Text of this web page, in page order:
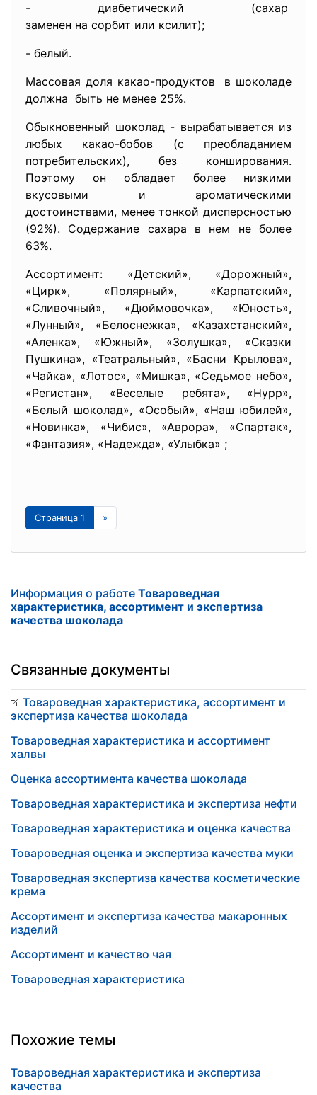
- диабетический (сахар
заменен на сорбит или ксилит);
- белый.
Массовая доля какао-продуктов в шоколаде
должна быть не менее 25%.
Обыкновенный шоколад - вырабатывается из
любых какао-бобов (с преобладанием
потребительских), без конширования.
Поэтому он обладает более низкими
вкусовыми и ароматическими
достоинствами, менее тонкой дисперсностью
(92%). Содержание сахара в нем не более
63%.
Ассортимент: «Детский», «Дорожный»,
«Цирк», «Полярный», «Карпатский»,
«Сливочный», «Дюймовочка», «Юность»,
«Лунный», «Белоснежка», «Казахстанский»,
«Аленка», «Южный», «Золушка», «Сказки
Пушкина», «Театральный», «Басни Крылова»,
«Чайка», «Лотос», «Мишка», «Седьмое небо»,
«Регистан», «Веселые ребята», «Нурр»,
«Белый шоколад», «Особый», «Наш юбилей»,
«Новинка», «Чибис», «Аврора», «Спартак»,
«Фантазия», «Надежда», «Улыбка» ;
Страница 1 »
Информация о работе Товароведная
характеристика, ассортимент и экспертиза
качества шоколада
Связанные документы
Товароведная характеристика, ассортимент и
экспертиза качества шоколада
Товароведная характеристика и ассортимент
халвы
Оценка ассортимента качества шоколада
Товароведная характеристика и экспертиза нефти
Товароведная характеристика и оценка качества
Товароведная оценка и экспертиза качества муки
Товароведная экспертиза качества косметические
крема
Ассортимент и экспертиза качества макаронных
изделий
Ассортимент и качество чая
Товароведная характеристика
Похожие темы
Товароведная характеристика и экспертиза
качества